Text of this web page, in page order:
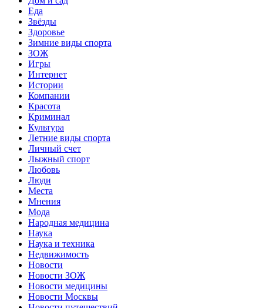
Еда
Звёзды
Здоровье
Зимние виды спорта
ЗОЖ
Игры
Интернет
Истории
Компании
Красота
Криминал
Культура
Летние виды спорта
Личный счет
Лыжный спорт
Любовь
Люди
Места
Мнения
Мода
Народная медицина
Наука
Наука и техника
Недвижимость
Новости
Новости ЗОЖ
Новости медицины
Новости Москвы